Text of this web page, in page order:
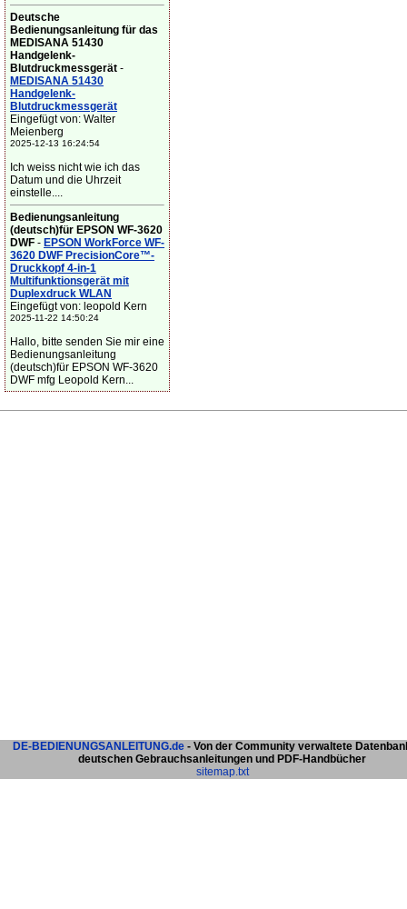
Deutsche
Bedienungsanleitung für das
MEDISANA 51430
Handgelenk-
Blutdruckmessgerät -
MEDISANA 51430
Handgelenk-
Blutdruckmessgerät
Eingefügt von: Walter
Meienberg
2025-12-13 16:24:54
Ich weiss nicht wie ich das
Datum und die Uhrzeit
einstelle....
Bedienungsanleitung
(deutsch)für EPSON WF-3620
DWF - EPSON WorkForce WF-
3620 DWF PrecisionCore™-
Druckkopf 4-in-1
Multifunktionsgerät mit
Duplexdruck WLAN
Eingefügt von: leopold Kern
2025-11-22 14:50:24
Hallo, bitte senden Sie mir eine
Bedienungsanleitung
(deutsch)für EPSON WF-3620
DWF mfg Leopold Kern...
DE-BEDIENUNGSANLEITUNG.de - Von der Community verwaltete
deutschen Gebrauchsanleitungen und PDF-Handbücher
sitemap.txt